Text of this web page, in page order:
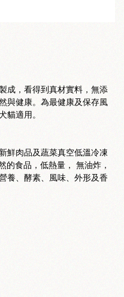
成，看得到真材實料，無添
與健康。為最健康及保存風
貓適用。
鮮肉品及蔬菜真空低溫冷凍
的食品，低熱量， 無油炸，
養、酵素、風味、外形及香